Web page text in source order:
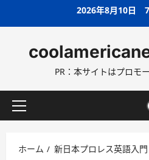
ス
ッ
2026年8月10日
PR：本サイトはプロモ
メ
メ
ホーム 新日本プロレス英語入門